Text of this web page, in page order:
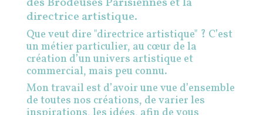
directrice artistique.
Que veut dire "directrice artistique" ? C’est
un métier particulier, au cœur de la
création d’un univers artistique et
commercial, mais peu connu.
Mon travail est d’avoir une vue d’ensemble
de toutes nos créations, de varier les